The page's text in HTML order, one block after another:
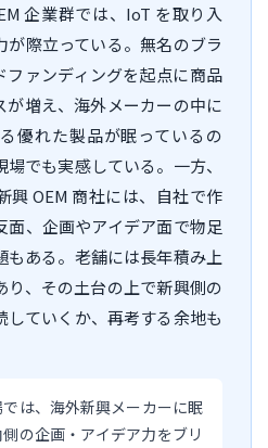
企業群では、IoT を取り入
際立っている。無名のブラ
ファンディングを起点に商品
が増え、海外メーカーの中に
優れた製品が眠っているの
でも実感している。一方、
興 OEM 商社には、自社で作
面、企画やアイデア面で物足
もある。老舗には長年積み上
り、その土台の上で新興側の
していくか、再考する余地も
は、海外新興メーカーに眠
の企画・アイデア力をブリ